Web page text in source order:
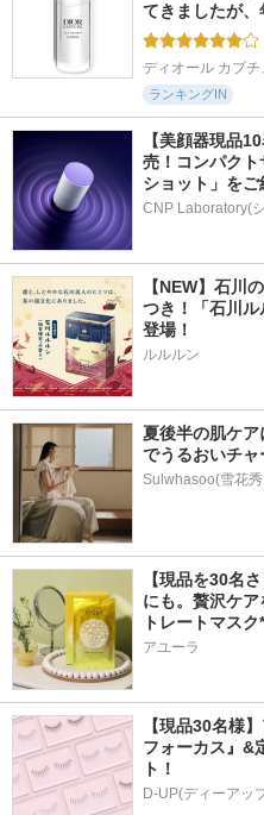
てきましたが
ディオール カプ
ランキングIN
【美顔器現品
売！コンパク
ショット」をご
CNP Laboratory(
【NEW】石川
つき！「石川
登場！
ルルルン
夏後半の肌ケ
でうるおいチャ
Sulwhasoo(雪花
【現品を30名
にも。贅沢ケ
トレートマスク*
アユーラ
【現品30名様
フォーカス』&
ト！
D-UP(ディーアッ